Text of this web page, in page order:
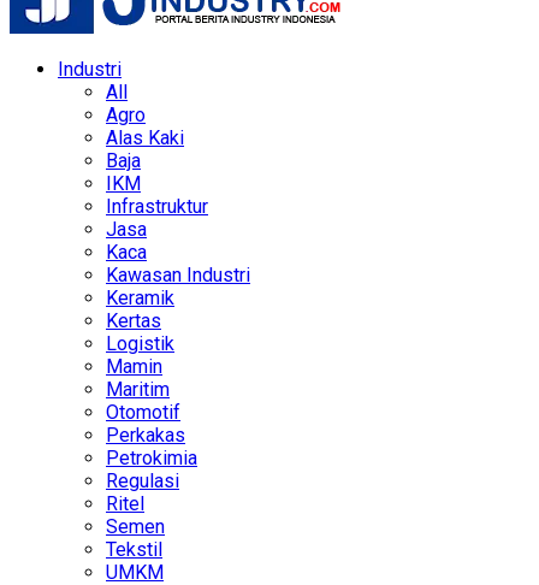
Industri
All
Agro
Alas Kaki
Baja
IKM
Infrastruktur
Jasa
Kaca
Kawasan Industri
Keramik
Kertas
Logistik
Mamin
Maritim
Otomotif
Perkakas
Petrokimia
Regulasi
Ritel
Semen
Tekstil
UMKM